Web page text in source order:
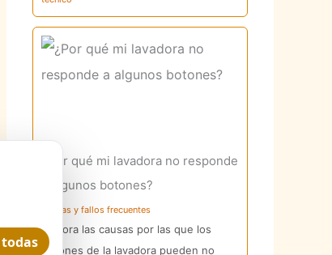
¿Por qué mi lavadora no responde
a algunos botones?
Averías y fallos frecuentes
Explora las causas por las que los
botones de la lavadora pueden no